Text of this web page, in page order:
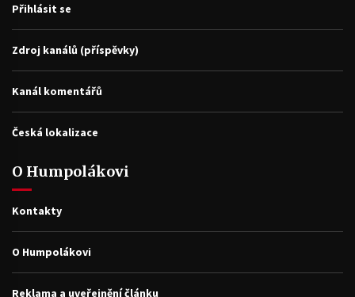
Přihlásit se
Zdroj kanálů (příspěvky)
Kanál komentářů
Česká lokalizace
O Humpolákovi
Kontakty
O Humpolákovi
Reklama a uveřejnění článku